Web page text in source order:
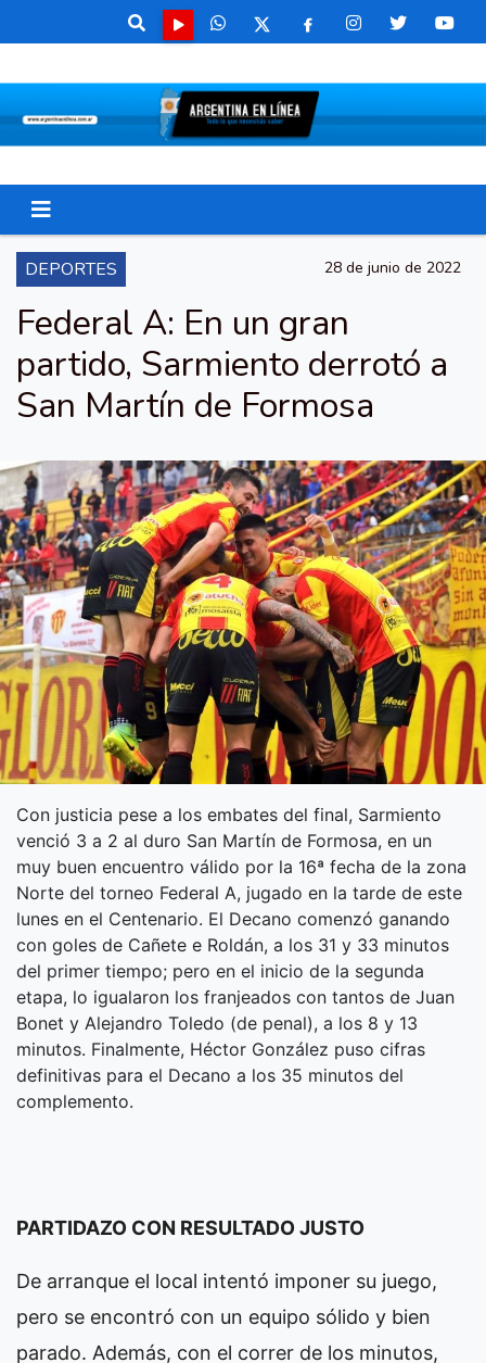
DEPORTES 28 de junio de 2022
Federal A: En un gran
partido, Sarmiento derrotó a
San Martín de Formosa
Con justicia pese a los embates del final, Sarmiento
venció 3 a 2 al duro San Martín de Formosa, en un
muy buen encuentro válido por la 16ª fecha de la zona
Norte del torneo Federal A, jugado en la tarde de este
lunes en el Centenario. El Decano comenzó ganando
con goles de Cañete e Roldán, a los 31 y 33 minutos
del primer tiempo; pero en el inicio de la segunda
etapa, lo igualaron los franjeados con tantos de Juan
Bonet y Alejandro Toledo (de penal), a los 8 y 13
minutos. Finalmente, Héctor González puso cifras
definitivas para el Decano a los 35 minutos del
complemento.
PARTIDAZO CON RESULTADO JUSTO
De arranque el local intentó imponer su juego,
pero se encontró con un equipo sólido y bien
parado. Además, con el correr de los minutos,